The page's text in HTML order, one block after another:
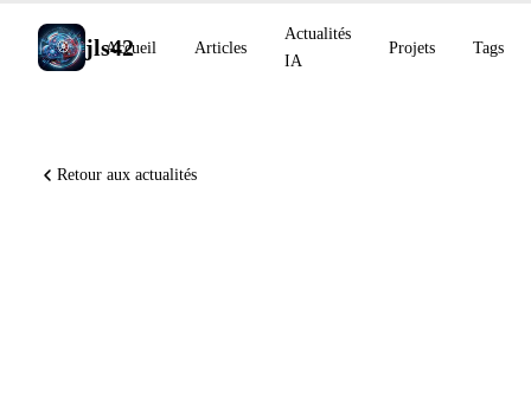
jls42
Accueil Articles
Actualités
IA
Projets Tags
Retour aux actualités